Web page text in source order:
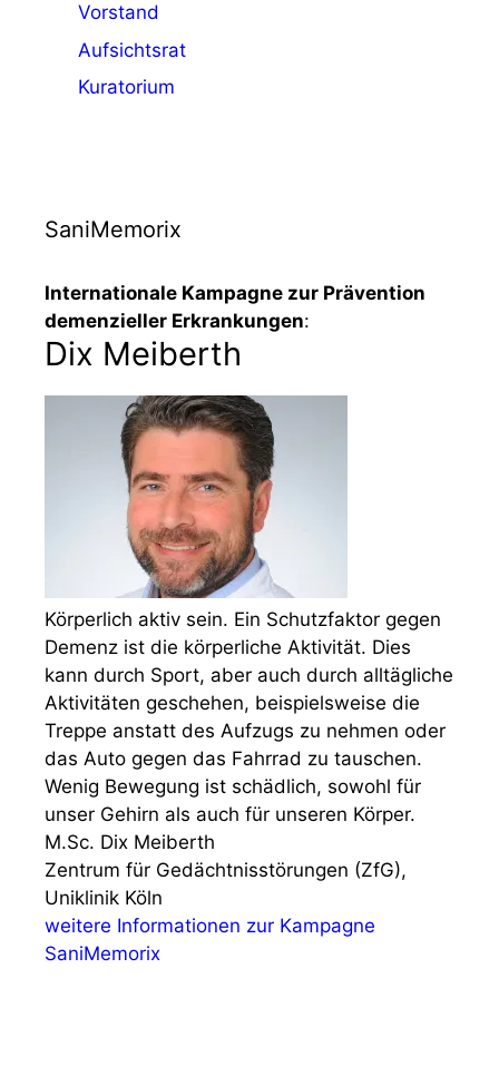
Vorstand
Aufsichtsrat
Kuratorium
SaniMemorix
Internationale Kampagne zur Prävention
demenzieller Erkrankungen:
Dix Meiberth
Körperlich aktiv sein. Ein Schutzfaktor gegen
Demenz ist die körperliche Aktivität. Dies
kann durch Sport, aber auch durch alltägliche
Aktivitäten geschehen, beispielsweise die
Treppe anstatt des Aufzugs zu nehmen oder
das Auto gegen das Fahrrad zu tauschen.
Wenig Bewegung ist schädlich, sowohl für
unser Gehirn als auch für unseren Körper.
M.Sc. Dix Meiberth
Zentrum für Gedächtnisstörungen (ZfG),
Uniklinik Köln
weitere Informationen zur Kampagne
SaniMemorix